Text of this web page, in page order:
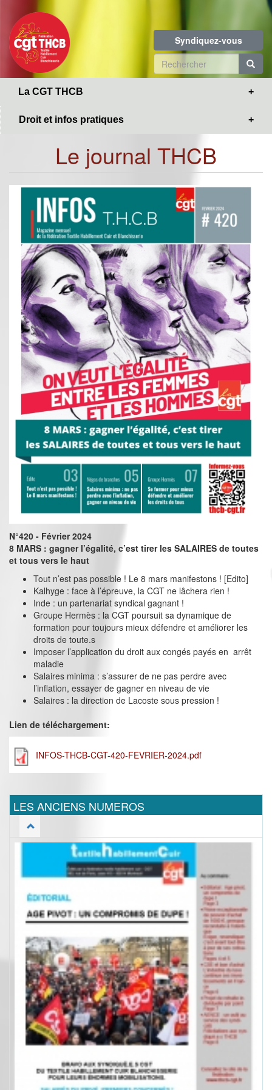
contenu
principal
Syndiquez-vous
Formulaire
de
La CGT THCB
Droit et infos pratiques
Le journal THCB
N°420 - Février 2024
8 MARS : gagner l’égalité, c’est tirer les SALAIRES de toutes
et tous vers le haut
Tout n’est pas possible ! Le 8 mars manifestons ! [Edito]
Kalhyge : face à l’épreuve, la CGT ne lâchera rien !
Inde : un partenariat syndical gagnant !
Groupe Hermès : la CGT poursuit sa dynamique de
formation pour toujours mieux défendre et améliorer les
droits de toute.s
Imposer l’application du droit aux congés payés en arrêt
maladie
Salaires minima : s’assurer de ne pas perdre avec
l’inflation, essayer de gagner en niveau de vie
Salaires : la direction de Lacoste sous pression !
Lien de téléchargement:
INFOS-THCB-CGT-420-FEVRIER-2024.pdf
LES ANCIENS NUMEROS